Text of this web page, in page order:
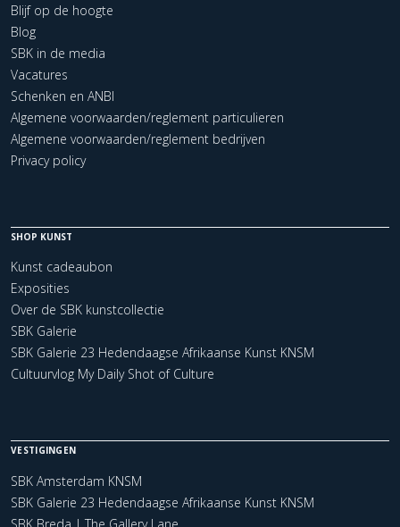
Blijf op de hoogte
Blog
SBK in de media
Vacatures
Schenken en ANBI
Algemene voorwaarden/reglement particulieren
Algemene voorwaarden/reglement bedrijven
Privacy policy
SHOP KUNST
Kunst cadeaubon
Exposities
Over de SBK kunstcollectie
SBK Galerie
SBK Galerie 23 Hedendaagse Afrikaanse Kunst KNSM
Cultuurvlog My Daily Shot of Culture
VESTIGINGEN
SBK Amsterdam KNSM
SBK Galerie 23 Hedendaagse Afrikaanse Kunst KNSM